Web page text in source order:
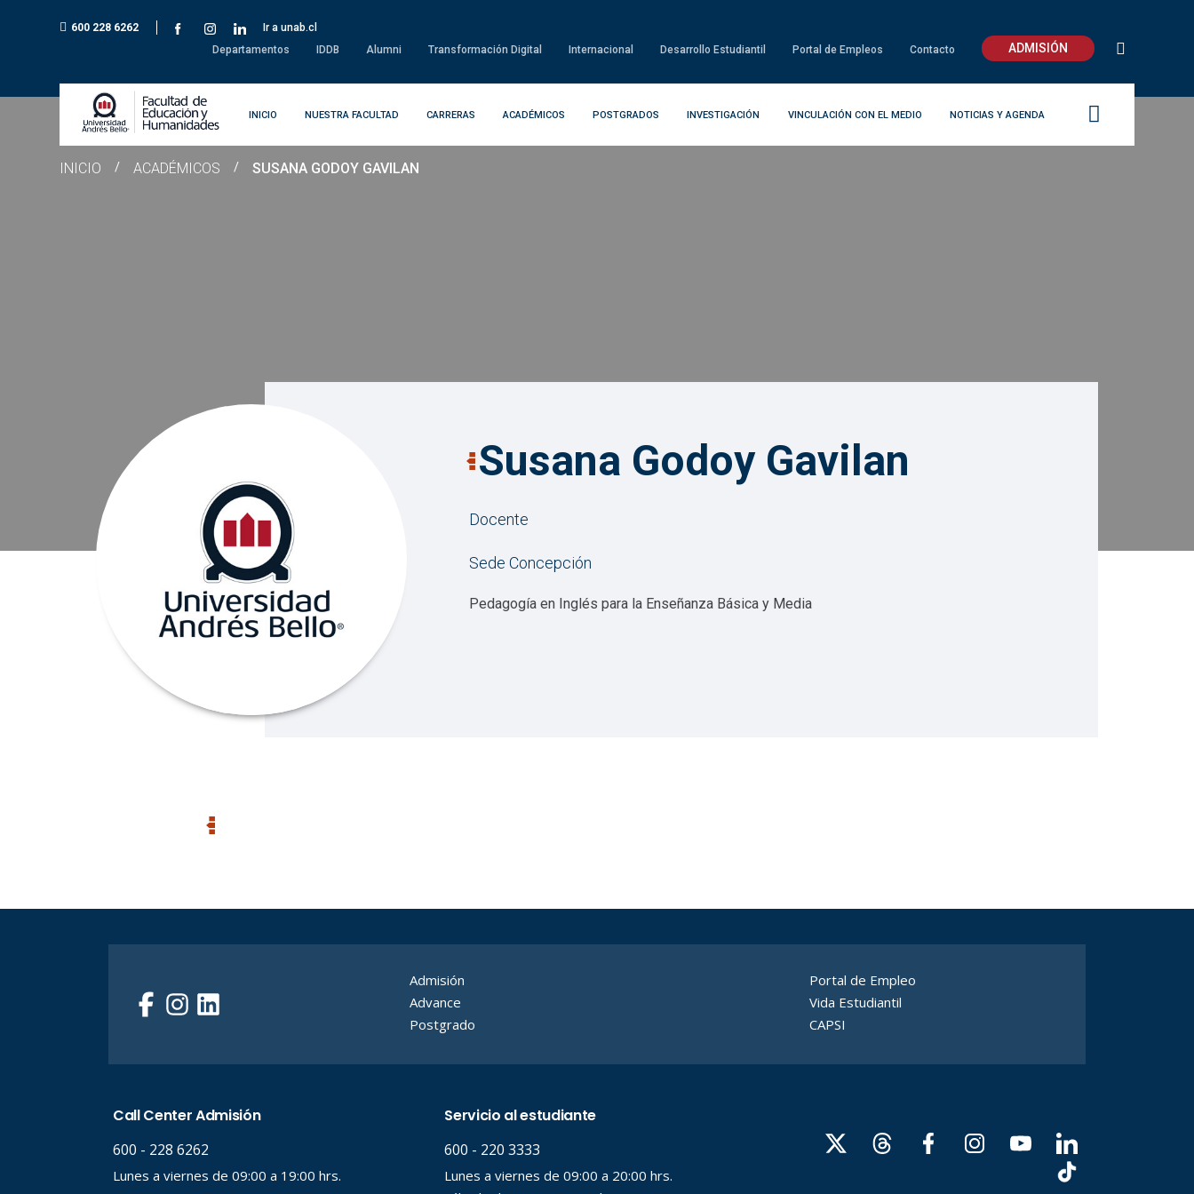
600 228 6262
Ir a unab.cl
Departamentos
IDDB Alumni Transformación Digital Internacional Desarrollo Estudiantil Portal de Empleos Contacto ADMISIÓN
INICIO NUESTRA FACULTAD CARRERAS ACADÉMICOS POSTGRADOS INVESTIGACIÓN VINCULACIÓN CON EL MEDIO NOTICIAS Y AGENDA
INICIO / ACADÉMICOS / SUSANA GODOY GAVILAN
Susana Godoy Gavilan
Docente
Sede Concepción
Pedagogía en Inglés para la Enseñanza Básica y Media